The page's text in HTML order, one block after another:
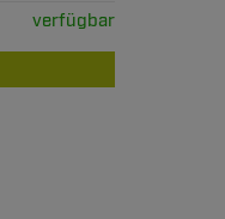
verfügbar